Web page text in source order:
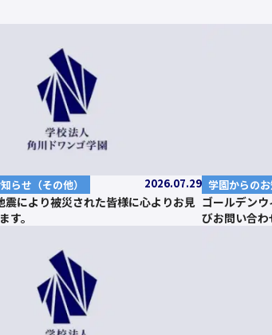
らせ（その他） 2026.07.29
震により被災された皆様に心よりお見
す。
学園からの
ゴールデン
びお問い合